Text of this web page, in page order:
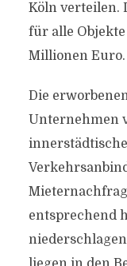
Köln verteilen.
für alle
Millionen
Die
Unternehmen
entsprechend